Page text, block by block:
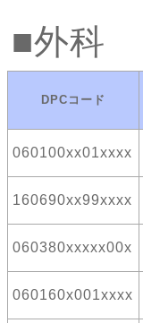
外科
DPCコード
060100xx01xxxx
160690xx99xxxx
060380xxxxx00x
060160x001xxxx